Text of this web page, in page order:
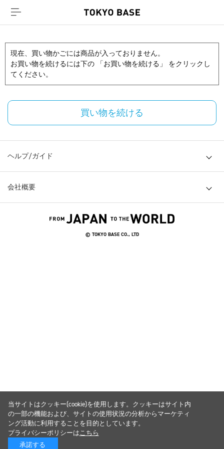
現在、買い物かごには商品が入っておりません。
お買い物を続けるには下の 「お買い物を続ける」 をクリックし
てください。
買い物を続ける
ヘルプ/ガイド
会社概要
© TOKYO BASE CO., LTD
当サイトはクッキー(cookie)を使用します。クッキーはサイト内
の一部の機能および、サイトの使用状況の分析からマーケティ
ング活動に利用することを目的としています。
プライバシーポリシーはこちら
承諾する